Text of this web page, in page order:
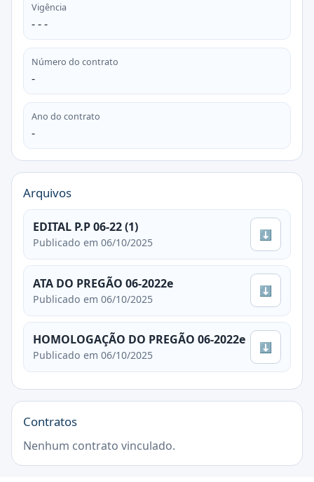
Vigência
- - -
Número do contrato
-
Ano do contrato
-
Arquivos
EDITAL P.P 06-22 (1)
Publicado em 06/10/2025
⬇
ATA DO PREGÃO 06-2022e
Publicado em 06/10/2025
⬇
HOMOLOGAÇÃO DO PREGÃO 06-2022e
Publicado em 06/10/2025
⬇
Contratos
Nenhum contrato vinculado.